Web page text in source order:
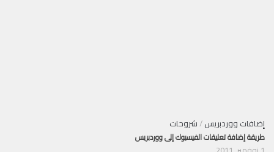
إضافات ووردبريس/شروحات
طريقة إضافة تعليقات الفيسبوك إلى ووردبريس